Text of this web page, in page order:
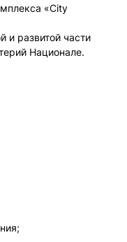
«City
и развитой части
Национале.